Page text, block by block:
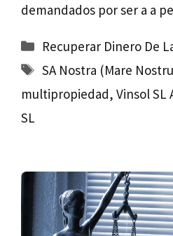
demandados por ser a a
Categorías
Recuperar Dinero De
Etiquetas
SA Nostra (Mare
multipropiedad, Vinsol SL
SL